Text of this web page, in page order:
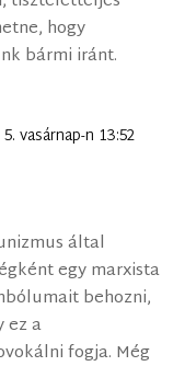
hogy
bármi iránt.
vasárnap-n 13:52
által
egy marxista
behozni,
ez a
fogja. Még